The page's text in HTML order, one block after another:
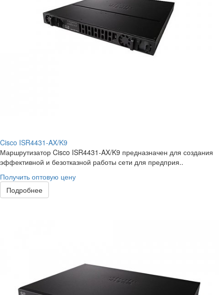
Cisco ISR4431-AX/K9
Маршрутизатор Cisco ISR4431-AX/K9 предназначен для создания
эффективной и безотказной работы сети для предприя..
Получить оптовую цену
Подробнее